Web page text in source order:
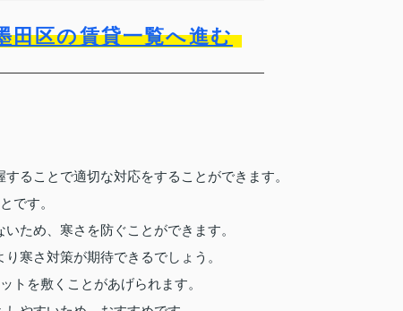
田区の賃貸一覧へ進む
ることで適切な対応をすることができます。
です。
ため、寒さを防ぐことができます。
寒さ対策が期待できるでしょう。
トを敷くことがあげられます。